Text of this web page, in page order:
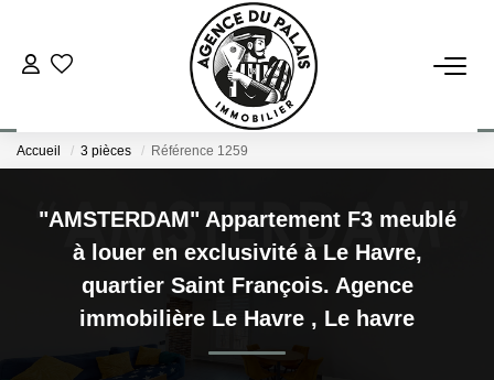
NOS BIENS
ESTIMATION
Accueil 3 pièces Référence 1259
"AMSTERDAM" Appartement F3 meublé
à louer en exclusivité à Le Havre,
quartier Saint François. Agence
immobilière Le Havre , Le havre